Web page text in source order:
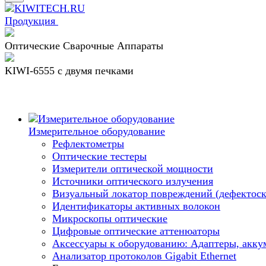
Продукция
Оптические Сварочные Аппараты
KIWI-6555 c двумя печками
Измерительное оборудование
Рефлектометры
Оптические тестеры
Измерители оптической мощности
Источники оптического излучения
Визуальный локатор повреждений
Идентификаторы активных волокон
Микроскопы оптические
Цифровые оптические аттенюаторы
Аксессуары к оборудованию: Адаптеры,
Анализатор протоколов Gigabit Ethernet